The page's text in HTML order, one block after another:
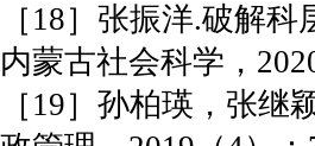
［18］张振洋.破解
内蒙古社会科学，
［19］孙柏瑛，张